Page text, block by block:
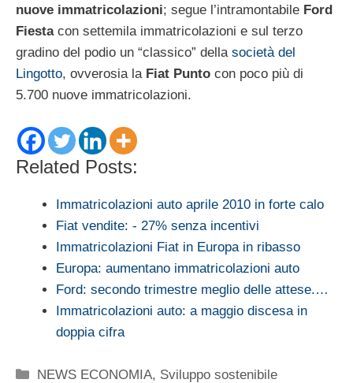
nuove immatricolazioni; segue l’intramontabile Ford
Fiestacon settemila immatricolazioni e sul terzo
gradino del podio un “classico” della società del
Lingotto, ovverosia la Fiat Punto con poco più di
5.700 nuove immatricolazioni.
Related Posts:
Immatricolazioni auto aprile 2010 in forte calo
Fiat vendite: - 27% senza incentivi
Immatricolazioni Fiat in Europa in ribasso
Europa: aumentano immatricolazioni auto
Ford: secondo trimestre meglio delle attese.…
Immatricolazioni auto: a maggio discesa in
doppia cifra
Categorie
NEWS ECONOMIA, Sviluppo sostenibile